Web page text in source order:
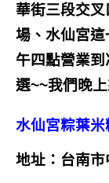
華街三段交
場、水仙宮
午四點營業
選~~我們晚
水仙宮粽葉米
地址：台南